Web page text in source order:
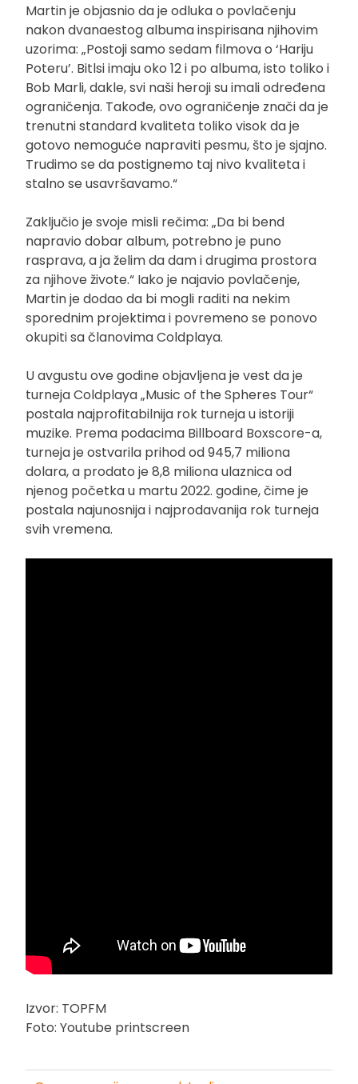
Martin je objasnio da je odluka o povlačenju
nakon dvanaestog albuma inspirisana njihovim
uzorima: „Postoji samo sedam filmova o ‘Hariju
Poteru’. Bitlsi imaju oko 12 i po albuma, isto toliko i
Bob Marli, dakle, svi naši heroji su imali određena
ograničenja. Takođe, ovo ograničenje znači da je
trenutni standard kvaliteta toliko visok da je
gotovo nemoguće napraviti pesmu, što je sjajno.
Trudimo se da postignemo taj nivo kvaliteta i
stalno se usavršavamo.“
Zaključio je svoje misli rečima: „Da bi bend
napravio dobar album, potrebno je puno
rasprava, a ja želim da dam i drugima prostora
za njihove živote.“ Iako je najavio povlačenje,
Martin je dodao da bi mogli raditi na nekim
sporednim projektima i povremeno se ponovo
okupiti sa članovima Coldplaya.
U avgustu ove godine objavljena je vest da je
turneja Coldplaya „Music of the Spheres Tour“
postala najprofitabilnija rok turneja u istoriji
muzike. Prema podacima Billboard Boxscore-a,
turneja je ostvarila prihod od 945,7 miliona
dolara, a prodato je 8,8 miliona ulaznica od
njenog početka u martu 2022. godine, čime je
postala najunosnija i najprodavanija rok turneja
svih vremena.
Izvor: TOPFM
Foto: Youtube printscreen